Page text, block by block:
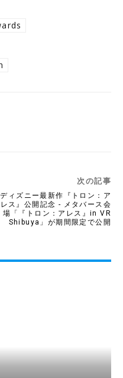
次の記事
ディズニー最新作『トロン：ア
レス』公開記念 - メタバース会
場「『トロン：アレス』in VR
Shibuya」が期間限定で公開